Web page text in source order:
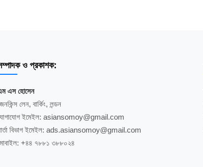
ও প্রকাশক:
এস হোসেন
লেন, বার্কিং, লন্ডন
ইমেইল: asiansomoy@gmail.com
বিভাগ ইমেইল: ads.asiansomoy@gmail.com
+৪৪ ৭৮৮১ ৩৮৮০২৪